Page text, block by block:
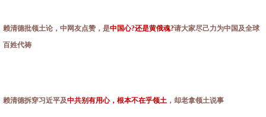
赖清德批领土论，中网友点赞，是中国心?还是黄俄魂?请大家尽己力为中国及全球
百姓代祷
赖清德拆穿习近平及中共别有用心，根本不在乎领土 ，却老拿领土说事